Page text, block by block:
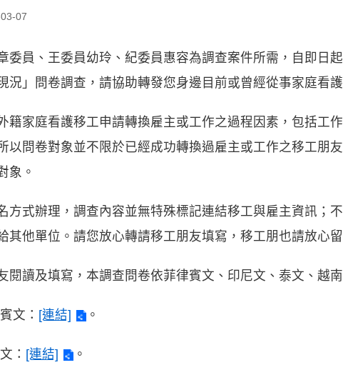
07
委員、王委員幼玲、紀委員惠容為調查案件所需，自即日
況」問卷調查，請協助轉發您身邊目前或曾經從事家庭看
籍家庭看護移工申請轉換雇主或工作之過程因素，包括工
以問卷對象並不限於已經成功轉換過雇主或工作之移工朋
象。
方式辦理，調查內容並無特殊標記連結移工與雇主資訊；
其他單位。請您放心轉請移工朋友填寫，移工朋也請放心
閱讀及填寫，本調查問卷依菲律賓文、印尼文、泰文、越
文： [連結] 。
： [連結] 。